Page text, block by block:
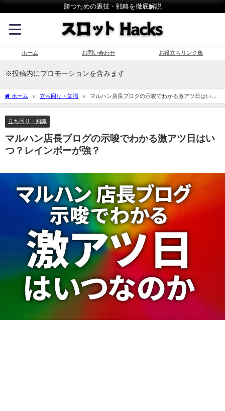
勝つための裏技・戦略を徹底解説
ホーム お問い合わせ お役立ちリンク集
※投稿内にプロモーションを含みます
ホーム 立ち回り・知識
マルハン店長ブログの示唆でわかる激アツ日はい
つ？レインボーが強？
立ち回り・知識
マルハン店長ブログの示唆でわかる激アツ日はい
つ？レインボーが強？